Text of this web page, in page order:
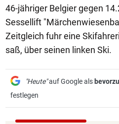
46-jähriger Belgier gegen
Sessellift
Zeitgleich fuhr eine
saß, über seinen linken Ski.
"Heute"auf Google als
festlegen